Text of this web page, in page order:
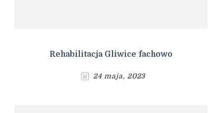
Rehabilitacja Gliwice fachowo
24 maja, 2023